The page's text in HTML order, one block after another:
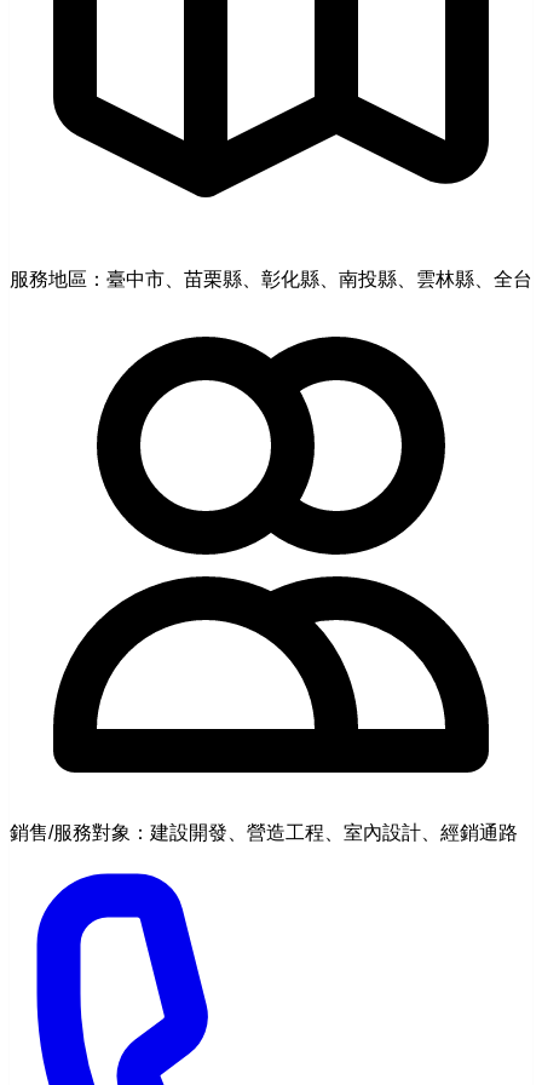
服務地區：臺中市、苗栗縣、彰化縣、南投縣、雲林縣、全台
銷售/服務對象：建設開發、營造工程、室內設計、經銷通路